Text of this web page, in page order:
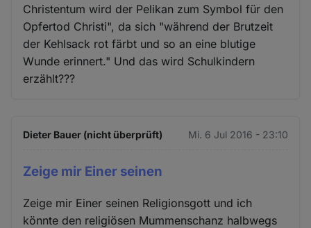
Christentum wird der Pelikan zum Symbol für den
Opfertod Christi", da sich "während der Brutzeit
der Kehlsack rot färbt und so an eine blutige
Wunde erinnert." Und das wird Schulkindern
erzählt???
Dieter Bauer (nicht überprüft) Mi. 6 Jul 2016 - 23:10
Zeige mir Einer seinen
Zeige mir Einer seinen Religionsgott und ich
könnte den religiösen Mummenschanz halbwegs